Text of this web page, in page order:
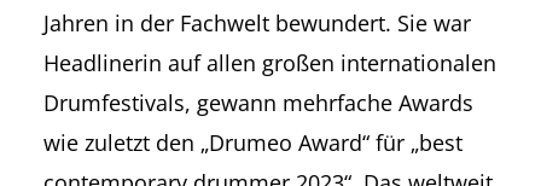
Jahren in der Fachwelt bewundert. Sie war
Headlinerin auf allen großen internationalen
Drumfestivals, gewann mehrfache Awards
wie zuletzt den „Drumeo Award“ für „best